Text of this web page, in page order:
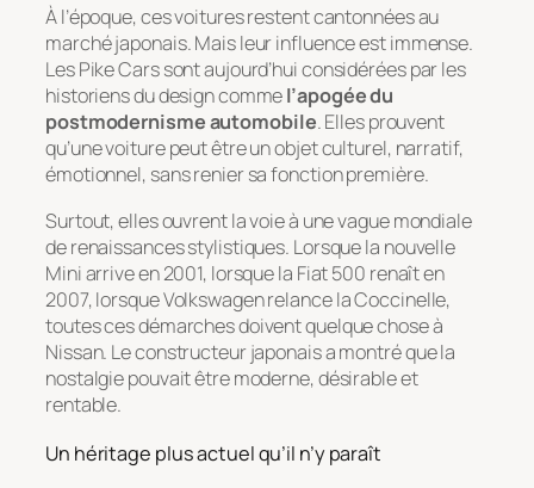
À l’époque, ces voitures restent cantonnées au
marché japonais. Mais leur influence est immense.
Les Pike Cars sont aujourd’hui considérées par les
historiens du design commel’apogée du
postmodernisme automobile. Elles prouvent
qu’une voiture peut être un objet culturel, narratif,
émotionnel, sans renier sa fonction première.
Surtout, elles ouvrent la voie à une vague mondiale
de renaissances stylistiques. Lorsque la nouvelle
Mini arrive en 2001, lorsque la Fiat 500 renaît en
2007, lorsque Volkswagen relance la Coccinelle,
toutes ces démarches doivent quelque chose à
Nissan. Le constructeur japonais a montré que la
nostalgie pouvait être moderne, désirable et
rentable.
Un héritage plus actuel qu’il n’y paraît